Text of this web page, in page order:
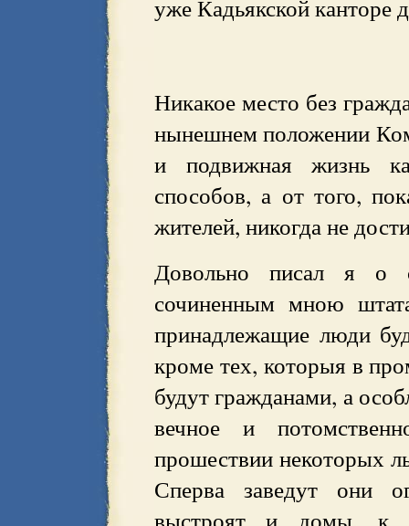
уже Кадьякской канторе
Никакое место без
нынешнем положении
и подвижная жизнь
способов, а от того,
жителей, никогда не
Довольно писал я о
сочиненным мною
принадлежащие люди
кроме тех, которыя в
будут гражданами, а
вечное и
прошествии некоторых
Сперва заведут они